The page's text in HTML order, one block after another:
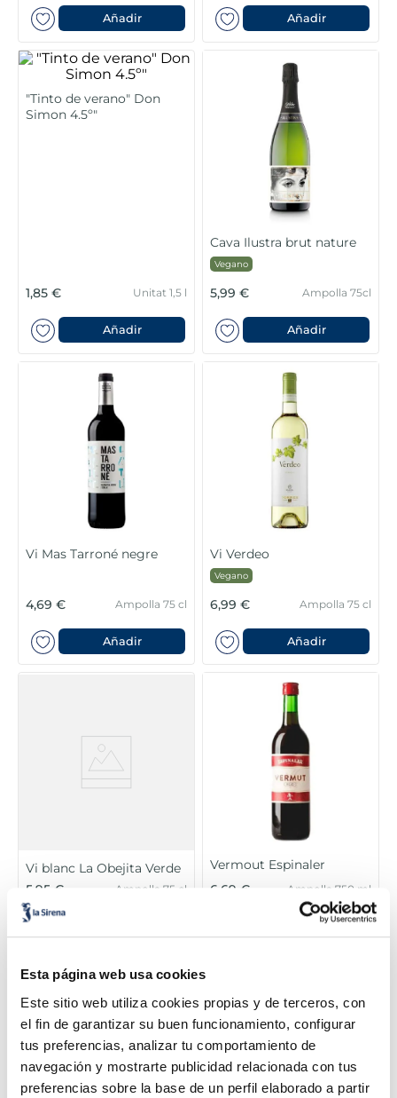
Esta página web usa cookies
Este sitio web utiliza cookies propias y de terceros, con
el fin de garantizar su buen funcionamiento, configurar
tus preferencias, analizar tu comportamiento de
navegación y mostrarte publicidad relacionada con tus
preferencias sobre la base de un perfil elaborado a partir
Añadir Añadir
"Tinto de verano" Don
Simon 4.5º"
1,85 € Unitat 1,5 l
Añadir
Cava Ilustra brut nature
Vegano
5,99 € Ampolla 75cl
Añadir
Vi Mas Tarroné negre
4,69 € Ampolla 75 cl
Añadir
Vi Verdeo
Vegano
6,99 € Ampolla 75 cl
Añadir
Vi blanc La Obejita Verde
5,95 €
Ampolla 75 cl
Vermout Espinaler
6,69 €
Ampolla 750 ml
Añadir
. helados polos